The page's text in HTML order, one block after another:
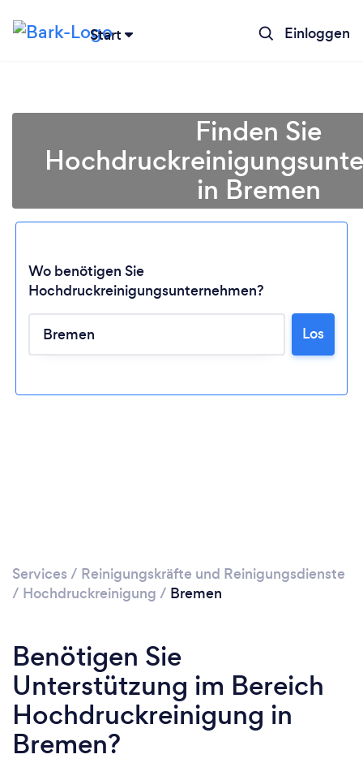
Start Einloggen
Bitte warten ...
Finden Sie
in Bremen
Wo benötigen Sie
Hochdruckreinigungsunternehmen?
Los
Services / Reinigungskräfte und Reinigungsdienste
/ Hochdruckreinigung / Bremen
Benötigen Sie
Unterstützung im Bereich
Hochdruckreinigung in
Bremen?